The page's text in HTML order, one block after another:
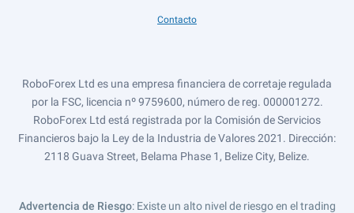
Contacto
RoboForex Ltd es una empresa financiera de corretaje regulada
por la FSC, licencia nº 9759600, número de reg. 000001272.
RoboForex Ltd está registrada por la Comisión de Servicios
Financieros bajo la Ley de la Industria de Valores 2021. Dirección:
2118 Guava Street, Belama Phase 1, Belize City, Belize.
Advertencia de Riesgo: Existe un alto nivel de riesgo en el trading